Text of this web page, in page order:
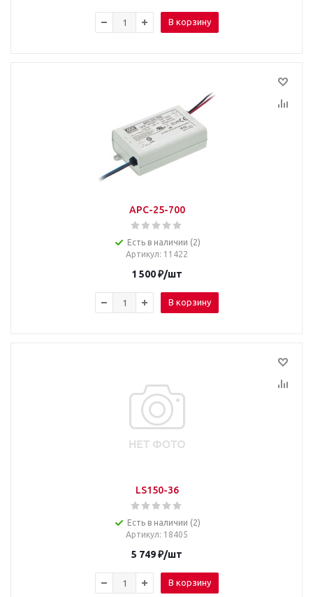
В корзину
APC-25-700
Есть в наличии (2)
Артикул: 11422
1 500₽/шт
В корзину
LS150-36
Есть в наличии (2)
Артикул: 18405
5 749₽/шт
В корзину